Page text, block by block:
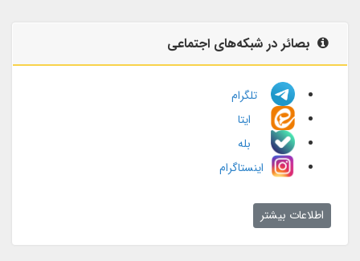
بصائر در شبکه‌های اجتماعی
تلگرام
ایتا
بله
اینستاگرام
اطلاعات بیشتر